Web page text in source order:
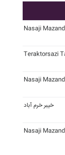
Nasaji
Teraktorsazi
Nasaji
خيبر خرم آباد
Nasaji